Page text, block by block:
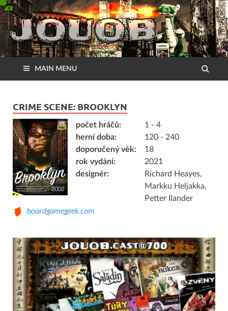
MAIN MENU
CRIME SCENE: BROOKLYN
počet hráčů:
1 - 4
herní doba:
120 - 240
doporučený věk:
18
rok vydání:
2021
designér:
Richard Heayes,
Markku Heljakka,
Petter Ilander
boardgamegeek.com